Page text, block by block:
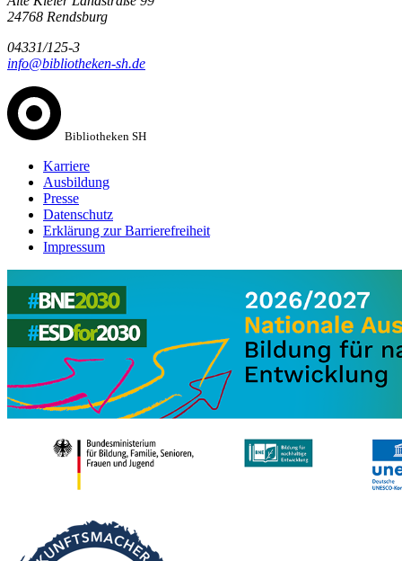
24768 Rendsburg
04331/125-3
info@bibliotheken-sh.de
Bibliotheken SH
Karriere
Ausbildung
Presse
Datenschutz
Erklärung zur Barrierefreiheit
Impressum